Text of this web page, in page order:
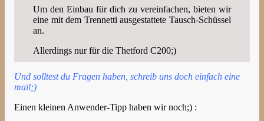
Um den Einbau für dich zu vereinfachen, bieten wir
eine mit dem Trennetti ausgestattete Tausch-Schüssel
an.
Allerdings nur für die Thetford C200;)
Und solltest du Fragen haben, schreib uns doch einfach eine
mail;)
Einen kleinen Anwender-Tipp haben wir noch;) :